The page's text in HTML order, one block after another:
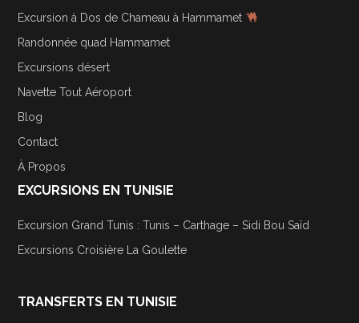
Excursion à Dos de Chameau à Hammamet
Randonnée quad Hammamet
Excursions désert
Navette Tout Aéroport
Blog
Contact
À Propos
EXCURSIONS EN TUNISIE
Excursion Grand Tunis : Tunis – Carthage – Sidi Bou Saïd
Excursions Croisière La Goulette
TRANSFERTS EN TUNISIE